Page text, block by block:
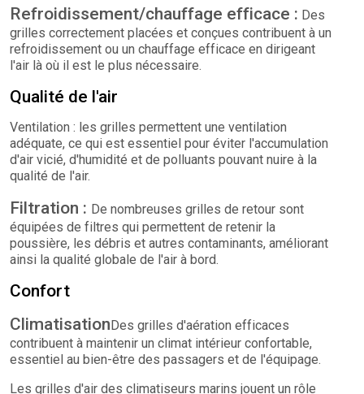
Refroidissement/chauffage efficace : Des
grilles correctement placées et conçues contribuent à un
refroidissement ou un chauffage efficace en dirigeant
l'air là où il est le plus nécessaire.
Qualité de l'air
Ventilation : les grilles permettent une ventilation
adéquate, ce qui est essentiel pour éviter l'accumulation
d'air vicié, d'humidité et de polluants pouvant nuire à la
qualité de l'air.
Filtration : De nombreuses grilles de retour sont
équipées de filtres qui permettent de retenir la
poussière, les débris et autres contaminants, améliorant
ainsi la qualité globale de l'air à bord.
Confort
Climatisation Des grilles d'aération efficaces
contribuent à maintenir un climat intérieur confortable,
essentiel au bien-être des passagers et de l'équipage.
Les grilles d'air des climatiseurs marins jouent un rôle